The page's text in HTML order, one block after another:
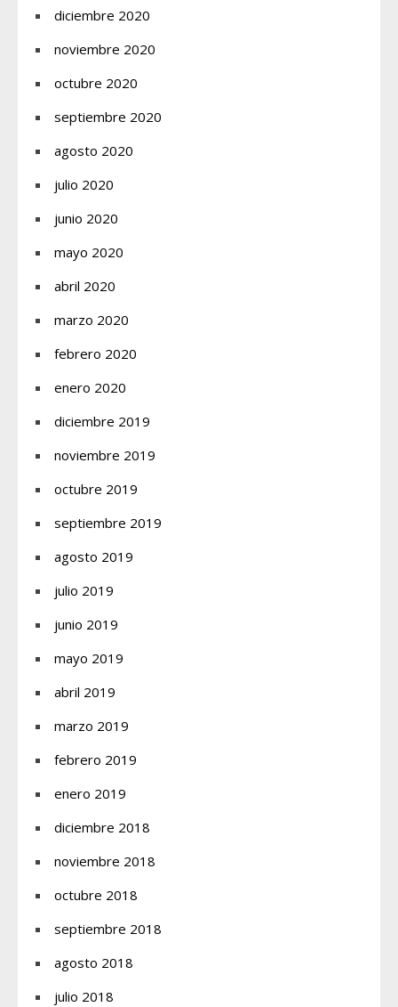
diciembre 2020
noviembre 2020
octubre 2020
septiembre 2020
agosto 2020
julio 2020
junio 2020
mayo 2020
abril 2020
marzo 2020
febrero 2020
enero 2020
diciembre 2019
noviembre 2019
octubre 2019
septiembre 2019
agosto 2019
julio 2019
junio 2019
mayo 2019
abril 2019
marzo 2019
febrero 2019
enero 2019
diciembre 2018
noviembre 2018
octubre 2018
septiembre 2018
agosto 2018
julio 2018